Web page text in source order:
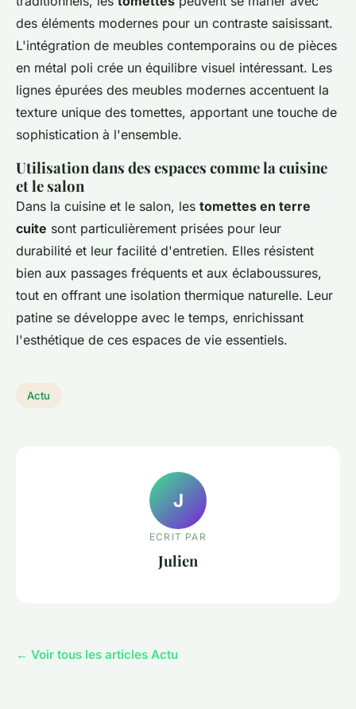
des éléments modernes pour un contraste saisissant.
L'intégration de meubles contemporains ou de pièces
en métal poli crée un équilibre visuel intéressant. Les
lignes épurées des meubles modernes accentuent la
texture unique des tomettes, apportant une touche de
sophistication à l'ensemble.
Utilisation dans des espaces comme la cuisine
et le salon
Dans la cuisine et le salon, les tomettes en terre
cuite sont particulièrement prisées pour leur
durabilité et leur facilité d'entretien. Elles résistent
bien aux passages fréquents et aux éclaboussures,
tout en offrant une isolation thermique naturelle. Leur
patine se développe avec le temps, enrichissant
l'esthétique de ces espaces de vie essentiels.
Actu
J
ECRIT PAR
Julien
← Voir tous les articles Actu